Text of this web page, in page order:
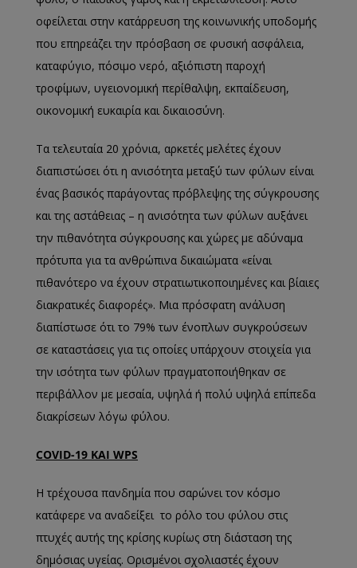
οφείλεται στην κατάρρευση της κοινωνικής υποδομής
που επηρεάζει την πρόσβαση σε φυσική ασφάλεια,
καταφύγιο, πόσιμο νερό, αξιόπιστη παροχή
τροφίμων, υγειονομική περίθαλψη, εκπαίδευση,
οικονομική ευκαιρία και δικαιοσύνη.
Τα τελευταία 20 χρόνια, αρκετές μελέτες έχουν
διαπιστώσει ότι η ανισότητα μεταξύ των φύλων είναι
ένας βασικός παράγοντας πρόβλεψης της σύγκρουσης
και της αστάθειας – η ανισότητα των φύλων αυξάνει
την πιθανότητα σύγκρουσης και χώρες με αδύναμα
πρότυπα για τα ανθρώπινα δικαιώματα «είναι
πιθανότερο να έχουν στρατιωτικοποιημένες και βίαιες
διακρατικές διαφορές». Μια πρόσφατη ανάλυση
διαπίστωσε ότι το 79% των ένοπλων συγκρούσεων
σε καταστάσεις για τις οποίες υπάρχουν στοιχεία για
την ισότητα των φύλων πραγματοποιήθηκαν σε
περιβάλλον με μεσαία, υψηλά ή πολύ υψηλά επίπεδα
διακρίσεων λόγω φύλου.
COVID-19 ΚΑΙ WPS
Η τρέχουσα πανδημία που σαρώνει τον κόσμο
κατάφερε να αναδείξει το ρόλο του φύλου στις
πτυχές αυτής της κρίσης κυρίως στη διάσταση της
δημόσιας υγείας. Ορισμένοι σχολιαστές έχουν